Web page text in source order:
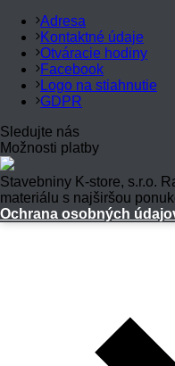
Adresa
Kontaktné údaje
Otváracie hodiny
Facebook
Logo na stiahnutie
GDPR
Sledujte nás
Možnosti platby
Stavebniny K-store, s.r.o.
materiálu s najširšou
Ochrana osobných